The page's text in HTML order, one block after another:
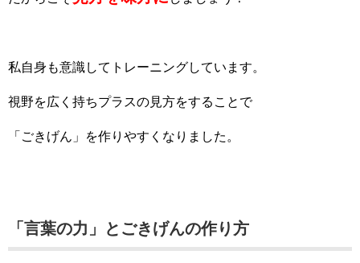
私自身も意識してトレーニングしています。
視野を広く持ちプラスの見方をすることで
「ごきげん」を作りやすくなりました。
「言葉の力」とごきげんの作り方